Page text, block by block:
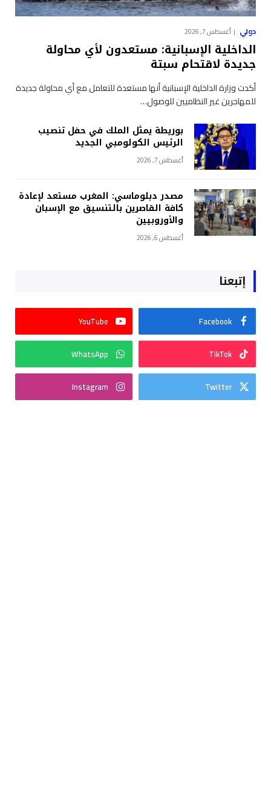
دولي أغسطس 7, 2026
الداخلية الإسبانية: مستعدون لأي محاولة
جديدة لاقتحام سبتة
أكدت وزارة الداخلية الإسبانية أنها مستعدة للتعامل مع أي محاولة جديدة
للمهاجرين غير النظاميين للوصول…
بوريطة يمثل الملك في حفل تنصيب
الرئيس الكولومبي الجديد
أغسطس 7, 2026
مصدر دبلوماسي: المغرب مستعد لإعادة
كافة القاصرين بالتنسيق مع الإسبان
والأوروبيين
أغسطس 6, 2026
إتبعنا
Facebook
YouTube
TikTok
WhatsApp
Twitter
Instagram